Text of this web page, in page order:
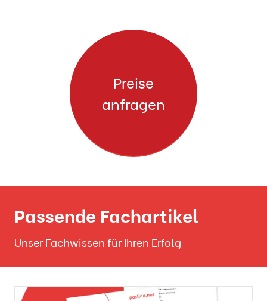
Preise
anfragen
Passende Fachartikel
Unser Fachwissen für Ihren Erfolg